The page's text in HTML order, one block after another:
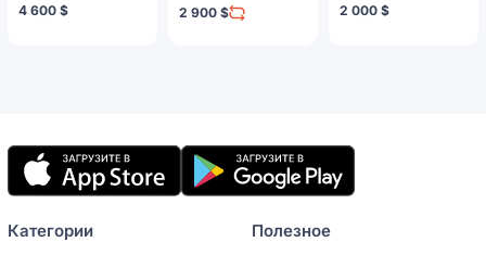
4 600 $ 2 900 $ 2 000 $
Мобильное
приложение
Категории Полезное